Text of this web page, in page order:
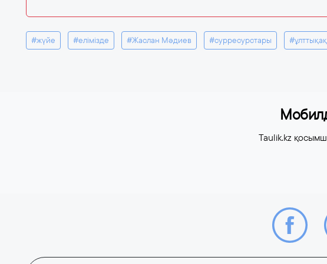
#жүйе #елімізде #Жаслан Мәдиев #сурресурстары
Taulik.kz